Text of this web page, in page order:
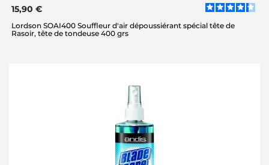
15,90 €
Lordson SOAI400 Souffleur d'air dépoussiérant spécial tête de
Rasoir, tête de tondeuse 400 grs